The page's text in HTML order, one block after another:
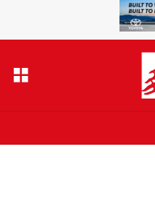
إلى السعوديّة!